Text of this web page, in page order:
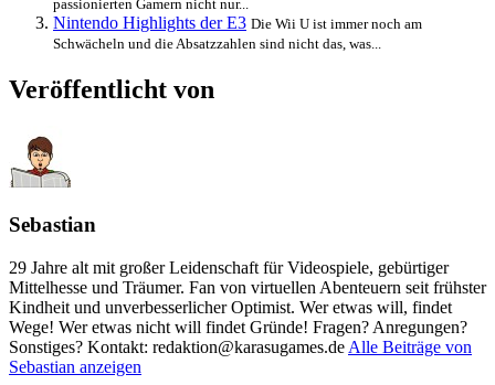
passionierten Gamern nicht nur...
Nintendo Highlights der E3 Die Wii U ist immer noch am
Schwächeln und die Absatzzahlen sind nicht das, was...
Veröffentlicht von
Sebastian
29 Jahre alt mit großer Leidenschaft für Videospiele, gebürtiger
Mittelhesse und Träumer. Fan von virtuellen Abenteuern seit frühster
Kindheit und unverbesserlicher Optimist. Wer etwas will, findet
Wege! Wer etwas nicht will findet Gründe! Fragen? Anregungen?
Sonstiges? Kontakt: redaktion@karasugames.de Alle Beiträge von
Sebastian anzeigen